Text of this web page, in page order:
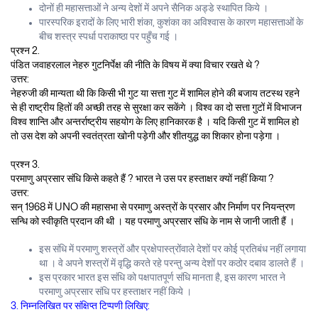
दोनों ही महासत्ताओं ने अन्य देशों में अपने सैनिक अड्डे स्थापित किये ।
पारस्परिक इरादों के लिए भारी शंका, कुशंका का अविश्वास के कारण महासत्ताओं के
बीच शस्त्र स्पर्धा पराकाष्ठा पर पहुँच गई ।
प्रश्न 2.
पंडित जवाहरलाल नेहरु गुटनिर्पेक्ष की नीति के विषय में क्या विचार रखते थे ?
उत्तर:
नेहरुजी की मान्यता थी कि किसी भी गुट या सत्ता गुट में शामिल होने की बजाय तटस्थ रहने
से ही राष्ट्रीय हितों की अच्छी तरह से सुरक्षा कर सकेंगे । विश्व का दो सत्ता गुटों में विभाजन
विश्व शान्ति और अन्तर्राष्ट्रीय सहयोग के लिए हानिकारक है । यदि किसी गुट में शामिल हो
तो उस देश को अपनी स्वतंत्रता खोनी पड़ेगी और शीतयुद्ध का शिकार होना पड़ेगा ।
प्रश्न 3.
परमाणु अप्रसार संधि किसे कहते हैं ? भारत ने उस पर हस्ताक्षर क्यों नहीं किया ?
उत्तर:
सन् 1968 में UNO की महासभा से परमाणु अस्त्रों के प्रसार और निर्माण पर नियन्त्रण
सन्धि को स्वीकृति प्रदान की थी । यह परमाणु अप्रसार संधि के नाम से जानी जाती हैं ।
इस संधि में परमाणु शस्त्रों और प्रक्षेपास्त्रोंवाले देशों पर कोई प्रतिबंध नहीं लगाया
था । वे अपने शस्त्रों में वृद्धि करते रहे परन्तु अन्य देशों पर कठोर दबाव डालते हैं ।
इस प्रकार भारत इस संधि को पक्षपातपूर्ण संधि मानता है, इस कारण भारत ने
परमाणु अप्रसार संधि पर हस्ताक्षर नहीं किये ।
3. निम्नलिखित पर संक्षिप्त टिप्पणी लिखिए: